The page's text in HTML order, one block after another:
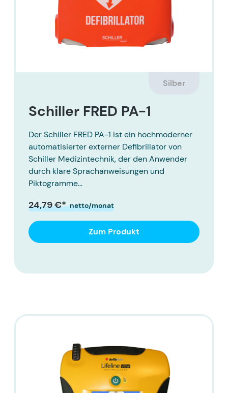
Silber
Schiller FRED PA-1
Der Schiller FRED PA-1 ist ein hochmoderner
automatisierter externer Defibrillator von
Schiller Medizintechnik, der den Anwender
durch klare Sprachanweisungen und
Piktogramme…
24,79 €* netto/monat
Zum Produkt